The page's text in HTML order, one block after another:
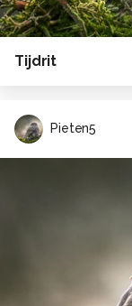
Tijdrit
Pieten5